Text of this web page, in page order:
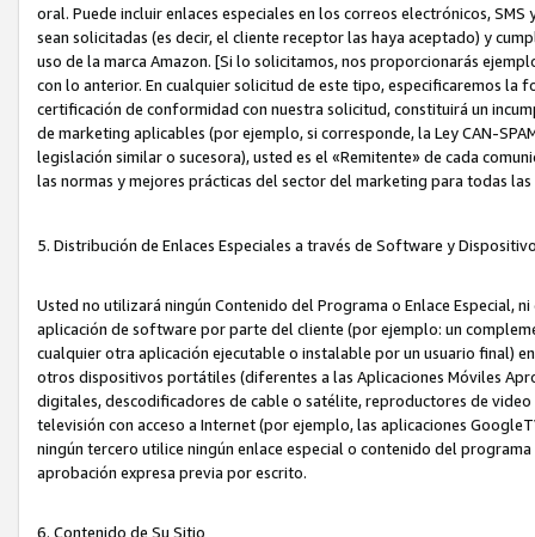
oral. Puede incluir enlaces especiales en los correos electrónicos,
sean solicitadas (es decir, el cliente receptor las haya aceptado) y
uso de la marca Amazon. [Si lo solicitamos, nos proporcionarás
con lo anterior. En cualquier solicitud de este tipo, especificaremos
certificación de conformidad con nuestra solicitud, constituirá un
de marketing aplicables (por ejemplo, si corresponde, la Ley CAN-
legislación similar o sucesora), usted es el «Remitente» de cada
las normas y mejores prácticas del sector del marketing para todas
5. Distribución de Enlaces Especiales a través de Software y
Usted no utilizará ningún Contenido del Programa o Enlace Especial,
aplicación de software por parte del cliente (por ejemplo: un
cualquier otra aplicación ejecutable o instalable por un usuario final)
otros dispositivos portátiles (diferentes a las Aplicaciones Móviles
digitales, descodificadores de cable o satélite, reproductores de
televisión con acceso a Internet (por ejemplo, las aplicaciones
ningún tercero utilice ningún enlace especial o contenido del
aprobación expresa previa por escrito.
6. Contenido de Su Sitio